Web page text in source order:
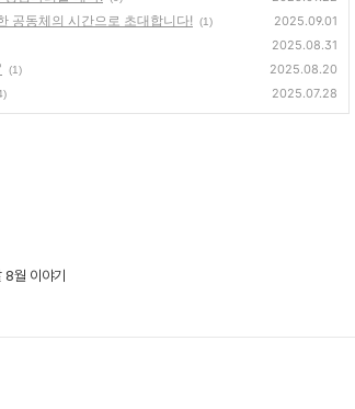
공동체의 시간으로 초대합니다! (1) 2025.09.01
2025.08.31
(1) 2025.08.20
2025.07.28
8월 이야기